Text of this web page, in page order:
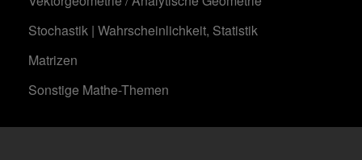
Stochastik | Wahrscheinlichkeit, Statistik
Matrizen
Sonstige Mathe-Themen